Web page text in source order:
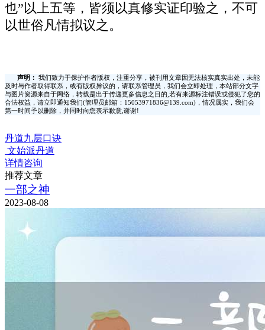
也”以上五等，皆须以真修实证印验之，不可
以世俗凡情拟议之。
声明：
我们致力于保护作者版权，注重分享，被刊用文章因无法核实真实出处，未能
及时与作者取得联系，或有版权异议的，请联系管理员，我们会立即处理，本站部分文字
与图片资源来自于网络，转载是出于传递更多信息之目的,若有来源标注错误或侵犯了您的
合法权益，请立即通知我们(管理员邮箱：15053971836@139.com)，情况属实，我们会
第一时间予以删除，并同时向您表示歉意,谢谢!
丹道九层口诀
文始派丹道
详情咨询
推荐文章
一部之神
2023-08-08